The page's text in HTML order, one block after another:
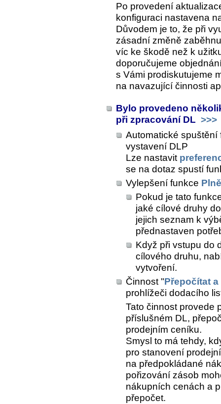
Po provedení
konfiguraci nastavena
Důvodem je to, že při
zásadní změně
víc ke škodě než k
doporučujeme
s Vámi prodiskutujeme
na navazující činnosti
Bylo provedeno
při zpracování DL >>>
Automatické
vystavení DLP
Lze nastavit
se na dotaz spustí
Vylepšení funkce
Pokud je tato
jaké cílové druhy
jejich seznam k
přednastaven
Když při vstupu do
cílového druhu,
vytvoření.
Činnost "Přepočítat
prohlížeči dodacího
Tato činnost provede
příslušném DL,
prodejním ceníku.
Smysl to má tehdy,
pro stanovení
na předpokládané
pořizování zásob
nákupních cenách a
přepočet.